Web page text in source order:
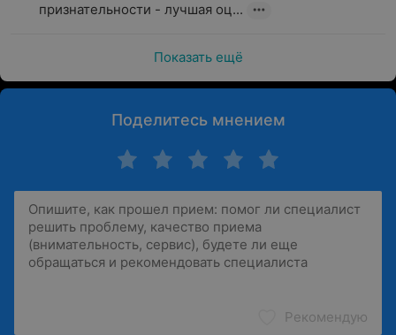
признательности - лучшая оц...
Показать ещё
Поделитесь мнением
Рекомендую